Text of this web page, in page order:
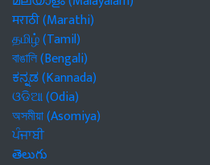
मराठी (Marathi)
தமிழ் (Tamil)
বাঙালি (Bengali)
ಕನ್ನಡ (Kannada)
ଓଡିଆ (Odia)
অসমীয়া (Asomiya)
ਪੰਜਾਬੀ
తెలుగు